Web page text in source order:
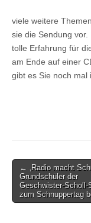
viele weitere
sie die Sendung vor.
tolle Erfahrung für
am Ende auf einer
gibt es Sie noch mal
Post
navigation
← ‚Radio macht
Grundschüler der
Geschwister-Scholl-
zum Schnuppertag